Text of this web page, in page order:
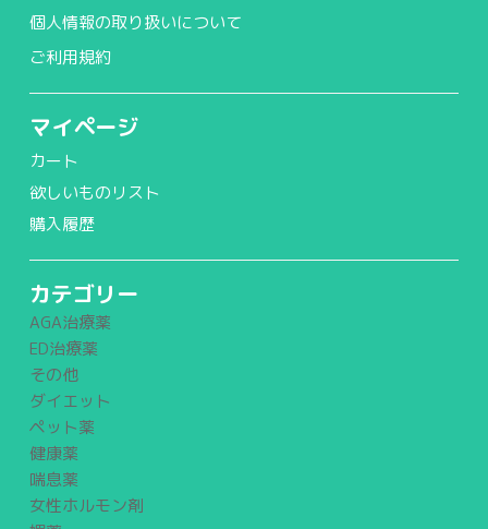
個人情報の取り扱いについて
ご利用規約
マイページ
カート
欲しいものリスト
購入履歴
カテゴリー
AGA治療薬
ED治療薬
その他
ダイエット
ペット薬
健康薬
喘息薬
女性ホルモン剤